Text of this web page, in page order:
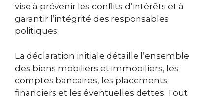
vise à prévenir les conflits d’intérêts et à
garantir l’intégrité des responsables
politiques.
La déclaration initiale détaille l’ensemble
des biens mobiliers et immobiliers, les
comptes bancaires, les placements
financiers et les éventuelles dettes. Tout